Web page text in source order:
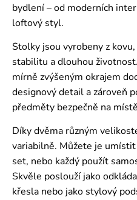
bydlení – od moderních
loftový styl.
Stolky jsou vyrobeny z
stabilitu a dlouhou
mírně zvýšeným okrajem
designový detail a zároveň
předměty bezpečně na
Díky dvěma různým
variabilně. Můžete je
set, nebo každý použít
Skvěle poslouží jako
křesla nebo jako stylový